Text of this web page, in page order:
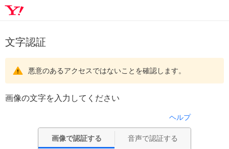
文字認証
悪意のあるアクセスではないことを確認します。
画像の文字を入力してください
ヘルプ
画像で認証する 音声で認証する